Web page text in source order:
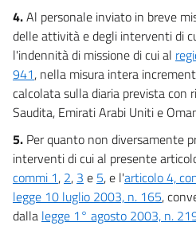
4.Al personale inviato in breve
delle attività e degli interventi di
l'indennità di missione di cui al
941, nella misura intera
calcolata sulla diaria prevista con
Saudita, Emirati Arabi Uniti e
5. Per quanto non diversamente
interventi di cui al presente
commi 1, 2, 3 e 5, e l'articolo 4,
legge 10 luglio 2003, n. 165,
dalla legge 1° agosto 2003, n.